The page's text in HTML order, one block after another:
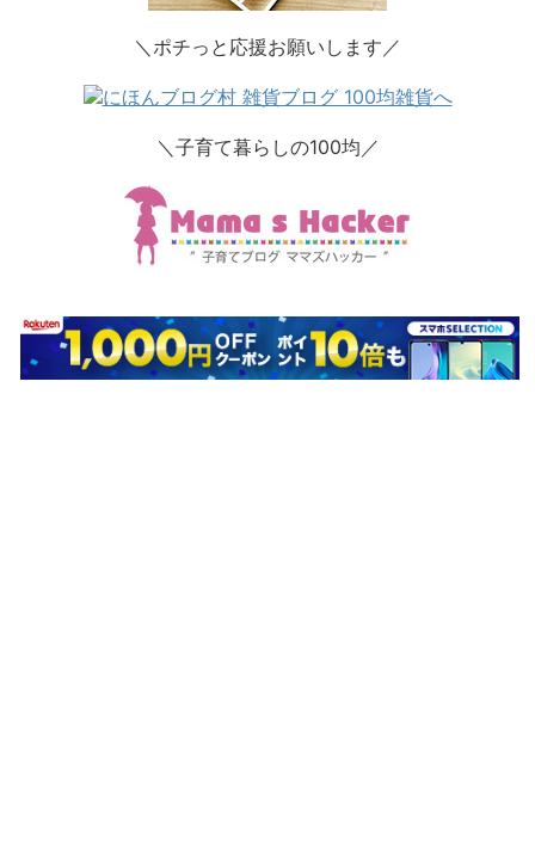
＼ポチっと応援お願いします／
＼子育て暮らしの100均／